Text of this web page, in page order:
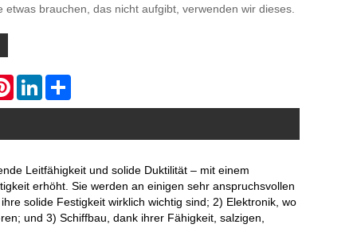
etwas brauchen, das nicht aufgibt, verwenden wir dieses.
PinterestLinkedInShare
Leitfähigkeit und solide Duktilität – mit einem
erhöht. Sie werden an einigen sehr anspruchsvollen
solide Festigkeit wirklich wichtig sind; 2) Elektronik, wo
und 3) Schiffbau, dank ihrer Fähigkeit, salzigen,